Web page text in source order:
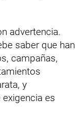
advertencia.
saber que han
campañas,
y
es